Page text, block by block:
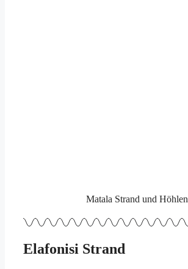
Matala Strand und Höhlen
Elafonisi Strand